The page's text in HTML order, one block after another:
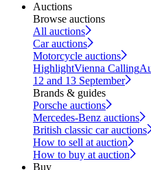
Auctions
Browse auctions
All auctions
Car auctions
Motorcycle auctions
HighlightVienna Calling
12 and 13 September
Brands & guides
Porsche auctions
Mercedes-Benz auctions
British classic car auctions
How to sell at auction
How to buy at auction
Buy